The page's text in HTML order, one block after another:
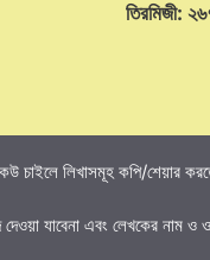
তিরমিজী:
লিখাসমূহ কপি/শেয়ার
যাবেনা এবং লেখকের নাম